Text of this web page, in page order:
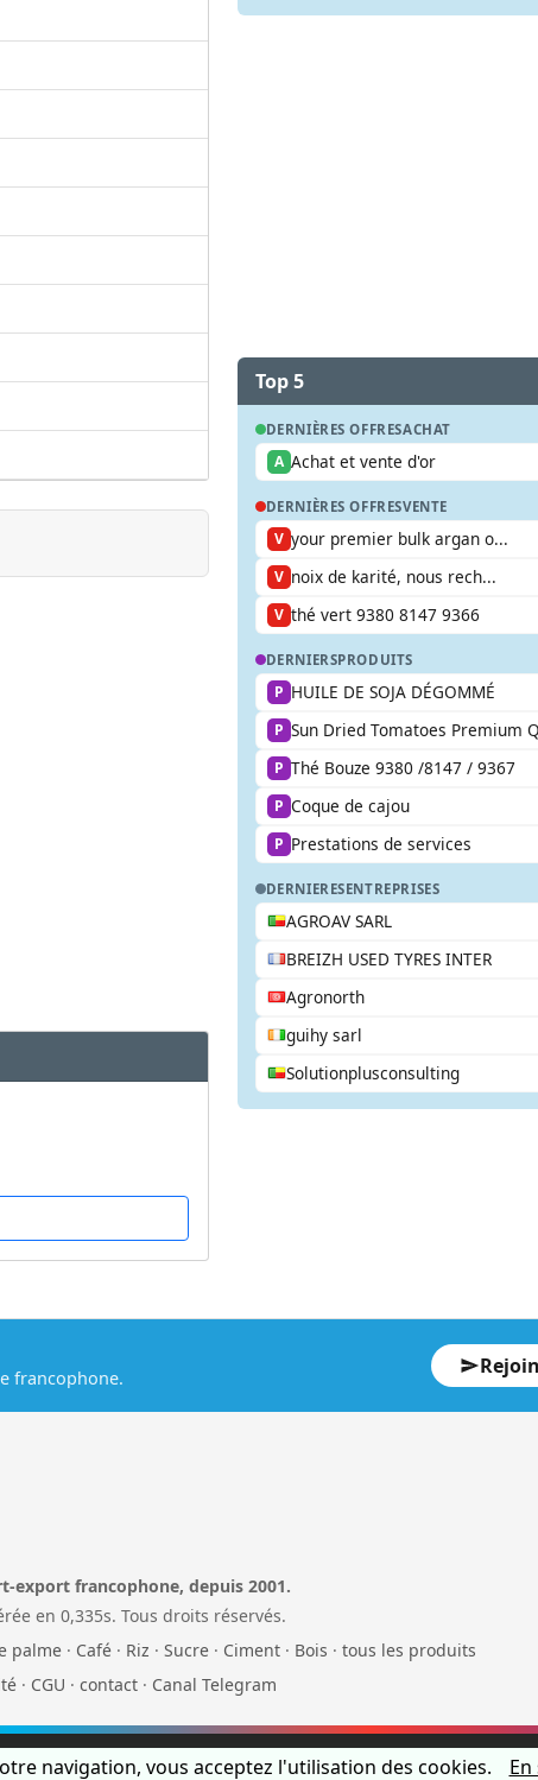
Top 5
DERNIÈRES OFFRESACHAT
A Achat et vente d'or
DERNIÈRES OFFRESVENTE
V your premier bulk argan o...
V noix de karité, nous rech...
V thé vert 9380 8147 9366
DERNIERSPRODUITS
P HUILE DE SOJA DÉGOMMÉ
P Sun Dried Tomatoes Premium
P Thé Bouze 9380 /8147 / 9367
P Coque de cajou
P Prestations de services
DERNIERESENTREPRISES
AGROAV SARL
BREIZH USED TYRES INTER
Agronorth
guihy sarl
Solutionplusconsulting
francophone.
export francophone, depuis 2001.
en 0,335s. Tous droits réservés.
palme· Café· Riz · Sucre· Ciment· Bois · tous les produits
· CGU · contact· Canal Telegram
navigation, vous acceptez l'utilisation des cookies.